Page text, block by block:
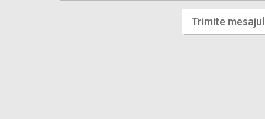
Trimite mesajul